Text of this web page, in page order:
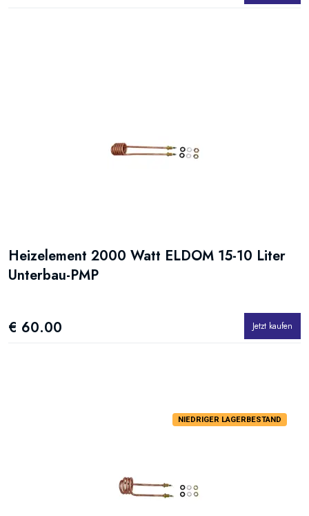
Heizelement 2000 Watt ELDOM 15-10 Liter
Unterbau-PMP
€ 60.00 Jetzt kaufen
NIEDRIGER LAGERBESTAND